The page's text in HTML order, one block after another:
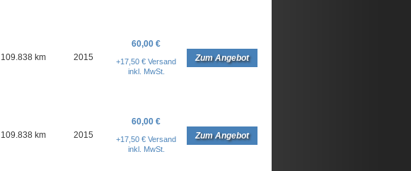
109.838 km 2015
60,00 €
+17,50 € Versand
inkl. MwSt.
Zum Angebot
109.838 km 2015
60,00 €
+17,50 € Versand
inkl. MwSt.
Zum Angebot